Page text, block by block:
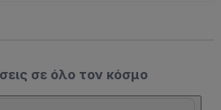
σε όλο τον κόσμο